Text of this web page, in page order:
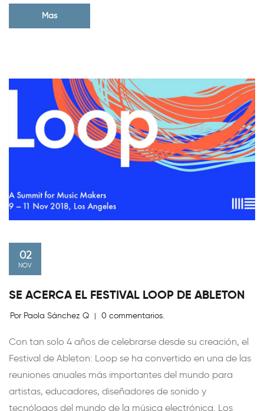
Mas
02
NOV
SE ACERCA EL FESTIVAL LOOP DE ABLETON
Por Paola Sánchez Q | 0 commentarios.
Con tan solo 4 años de celebrarse desde su creación, el
Festival de Ableton: Loop se ha convertido en una de las
reuniones anuales más importantes del mundo para
artistas, educadores, diseñadores de sonido y
tecnólogos del mundo de la música electrónica. Los